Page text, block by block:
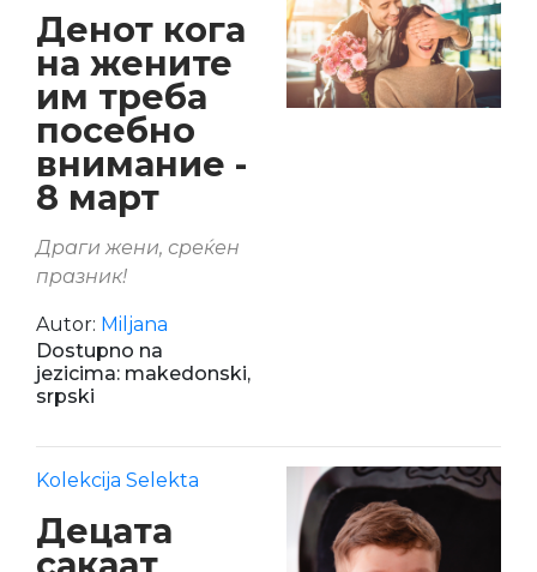
Денот кога
на жените
им треба
посебно
внимание -
8 март
Драги жени, среќен
празник!
Autor: Miljana
Dostupno na
jezicima: makedonski,
srpski
Kolekcija Selekta
Децата